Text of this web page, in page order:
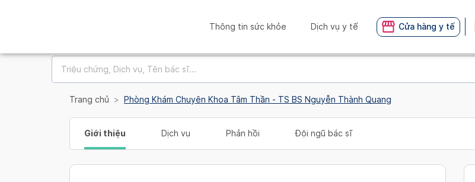
Thông tin sức khỏe Dịch vụ y tế Cửa hàng y tế
Trang chủ Phòng Khám Chuyên Khoa Tâm Thần - TS BS Nguyễn Thành Quang
Giới thiệu Dịch vụ Phản hồi Đội ngũ bác sĩ